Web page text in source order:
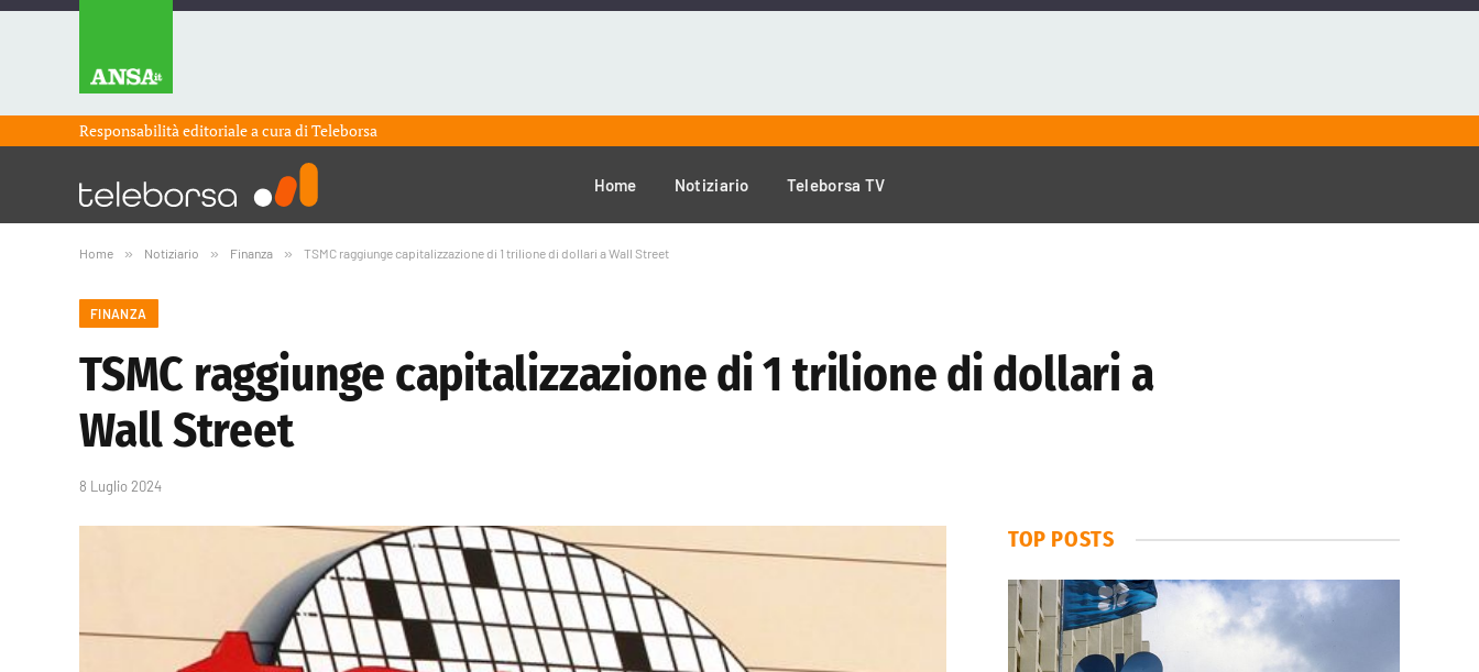
Responsabilità editoriale a cura diTeleborsa
Home Notiziario Teleborsa TV
Home » Notiziario » Finanza » TSMC raggiunge capitalizzazione di 1 trilione di dollari a Wall Street
FINANZA
TSMC raggiunge capitalizzazione di 1 trilione di dollari a
Wall Street
8 Luglio 2024
TOP POSTS